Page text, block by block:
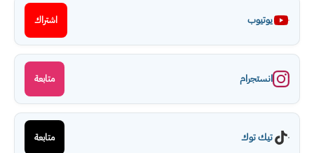
يوتيوب اشتراك
انستجرام متابعة
تيك توك متابعة